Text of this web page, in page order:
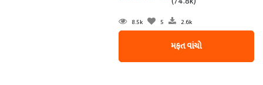
8.5k 5 2.6k
મફત વાંચો